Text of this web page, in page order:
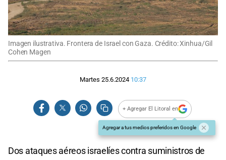
Imagen ilustrativa. Frontera de Israel con Gaza. Crédito: Xinhua/Gil
Cohen Magen
Martes 25.6.2024 10:37
+ Agregar El Litoral en
Agregar a tus medios preferidos en Google
Dos ataques aéreos israelíes contra suministros de